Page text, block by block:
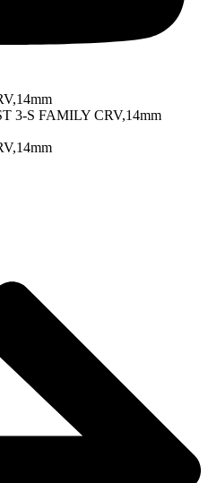
3-S FAMILY CRV,14mm